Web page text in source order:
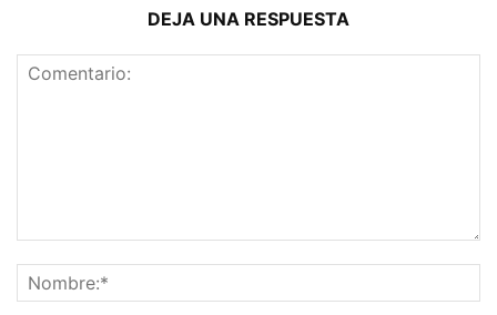
DEJA UNA RESPUESTA